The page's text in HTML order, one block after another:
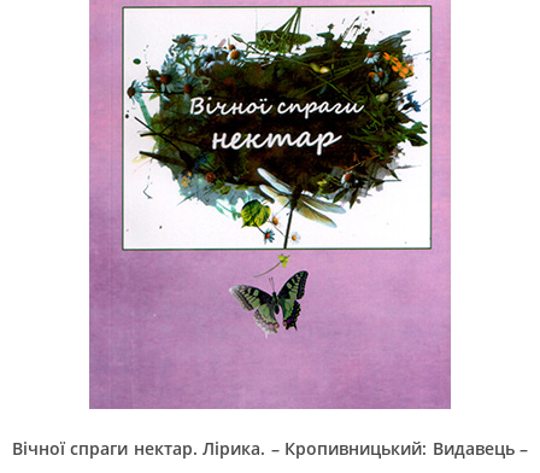
Вічної спраги нектар. Лірика. – Кропивницький: Видавець –